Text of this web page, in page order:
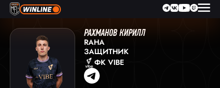
РАХМАНОВ КИРИЛЛ
RAHA
ЗАЩИТНИК
ФК VIBE